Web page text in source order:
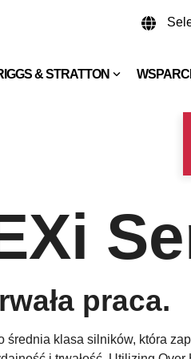
& STRATTON
praca.
średnia klasa silników, która